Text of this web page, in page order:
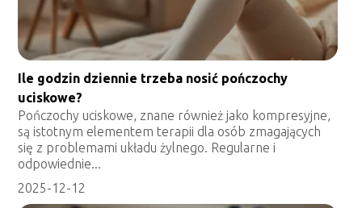
Ile godzin dziennie trzeba nosić pończochy
uciskowe?
Pończochy uciskowe, znane również jako kompresyjne,
są istotnym elementem terapii dla osób zmagających
się z problemami układu żylnego. Regularne i
odpowiednie...
2025-12-12